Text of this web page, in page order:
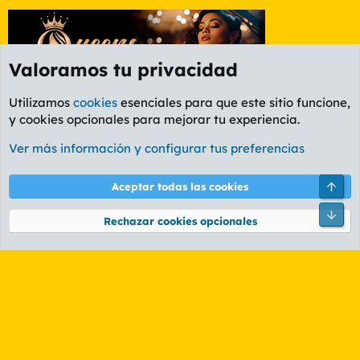
Foro Cine
Cookies
PL OLDSTYLE AMARILLO
Términos y reglas Política de privacidad Ayuda
Community platform by XenForo® © 2010-2026 XenForo Ltd.
Valoramos tu privacidad
Utilizamos cookies esenciales para que este sitio funcione,
y cookies opcionales para mejorar tu experiencia.
Ver más información y configurar tus preferencias
Aceptar todas las cookies
Rechazar cookies opcionales
Pie